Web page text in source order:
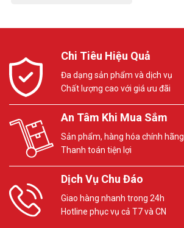
Chi Tiêu Hiệu Quả
Đa dạng sản phẩm và dịch vụ
Chất lượng cao với giá ưu đãi
An Tâm Khi Mua Sắm
Sản phẩm, hàng hóa chính hãng
Thanh toán tiện lợi
Dịch Vụ Chu Đáo
Giao hàng nhanh trong 24h
Hotline phục vụ cả T7 và CN